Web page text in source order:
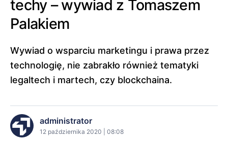
techy – wywiad z Tomaszem
Palakiem
Wywiad o wsparciu marketingu i prawa przez
technologię, nie zabrakło również tematyki
legaltech i martech, czy blockchaina.
administrator
12 października 2020 | 08:08